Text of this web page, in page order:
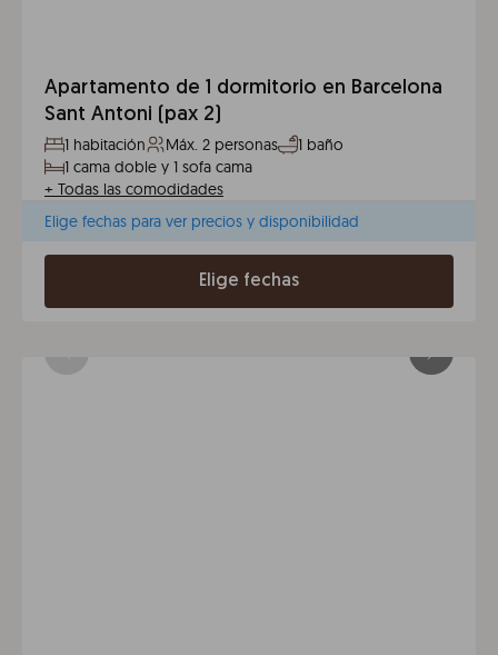
Apartamento de 1 dormitorio en Barcelona
Sant Antoni (pax 2)
1 habitación Máx. 2 personas
1 baño
1 cama doble y 1 sofa cama
+ Todas las comodidades
Elige fechas para ver precios y disponibilidad
Elige fechas